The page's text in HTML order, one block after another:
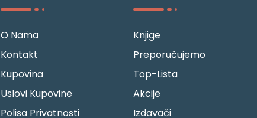
O Nama
Kontakt
Kupovina
Uslovi Kupovine
Polisa Privatnosti
Knjige
Preporučujemo
Top-Lista
Akcije
Izdavači